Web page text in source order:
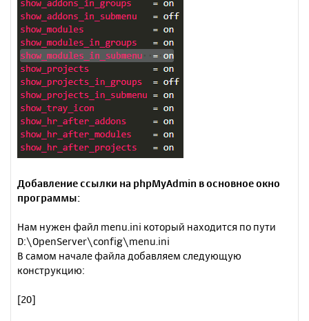
Добавление ссылки на phpMyAdmin в основное окно
программы:
Нам нужен файл menu.ini который находится по пути
D:\OpenServer\config\menu.ini
В самом начале файла добавляем следующую
конструкцию:
[20]